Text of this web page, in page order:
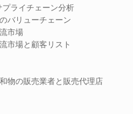
ライチェーン分析
バリューチェーン
市場
市場と顧客リスト
の販売業者と販売代理店